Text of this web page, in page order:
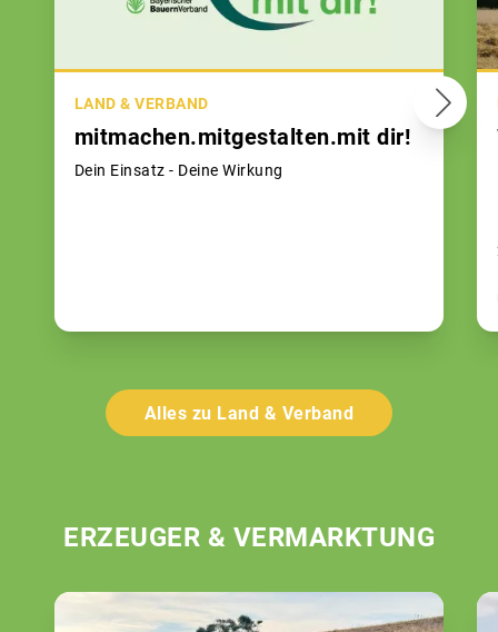
LAND & VERBAND
mitmachen.mitgestalten.mit dir!
Dein Einsatz - Deine Wirkung
Alles zu Land & Verband
ERZEUGER & VERMARKTUNG